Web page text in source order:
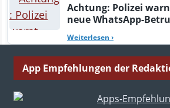
Achtung: Polizei
neue WhatsApp-
Weiterlesen ›
App Empfehlungen der